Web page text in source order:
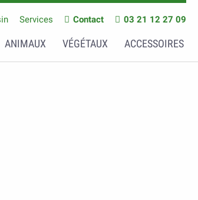
Services Contact 03 21 12 27 09
ANIMAUX VÉGÉTAUX ACCESSOIRES